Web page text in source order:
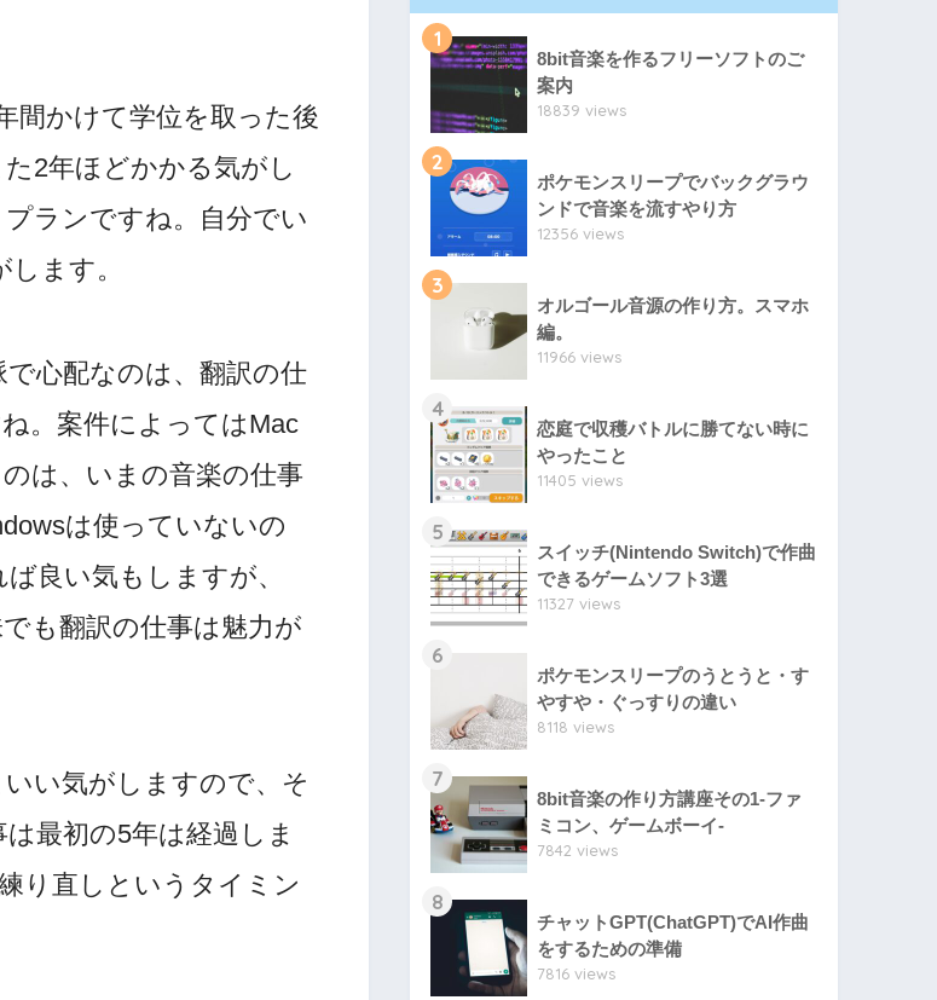
間かけて学位を取った後
2年ほどかかる気がし
ランですね。自分でい
ます。
心配なのは、翻訳の仕
。案件によってはMac
は、いまの音楽の仕事
は使っていないの
良い気もしますが、
も翻訳の仕事は魅力が
い気がしますので、そ
最初の5年は経過しま
り直しというタイミン
1
8bit音楽を作るフリーソフトのご
案内
18839 views
2
ポケモンスリープでバックグラウ
ンドで音楽を流すやり方
12356 views
3
オルゴール音源の作り方。スマホ
編。
11966 views
4
恋庭で収穫バトルに勝てない時に
やったこと
11405 views
5
スイッチ(Nintendo Switch)で作曲
できるゲームソフト3選
11327 views
6
ポケモンスリープのうとうと・す
やすや・ぐっすりの違い
8118 views
7
8bit音楽の作り方講座その1-ファ
ミコン、ゲームボーイ-
7842 views
8
チャットGPT(ChatGPT)でAI作曲
をするための準備
7816 views